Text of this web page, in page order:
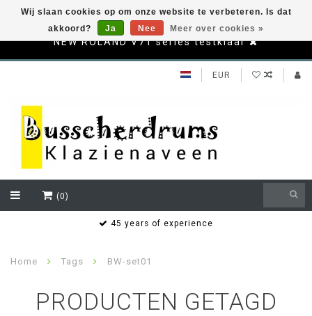
NEW ROLAND V71 series testklaar
EUR
(0)
45 years of experience
Home Tags BW-set01
PRODUCTEN GETAGD
Wij slaan cookies op om onze website te verbeteren. Is dat
akkoord?
Ja Nee Meer over cookies »